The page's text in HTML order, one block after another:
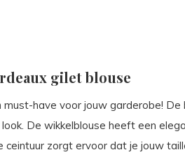
gilet blouse
have voor jouw garderobe!
De wikkelblouse heeft een
ceintuur zorgt ervoor dat je jouw